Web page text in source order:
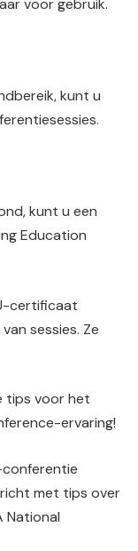
voor gebruik.
kunt u
kunt u een
Education
certificaat
sessies. Ze
tips voor het
ervaring!
conferentie
met tips over
National